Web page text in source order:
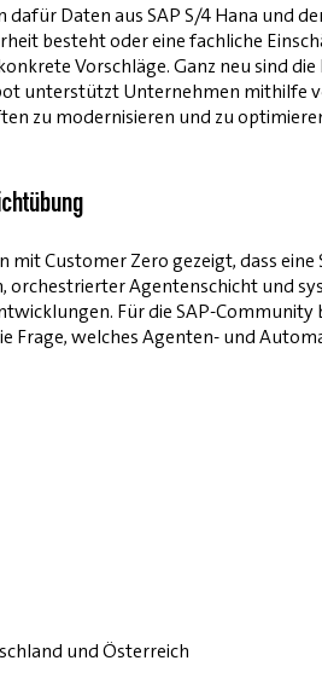
dafür Daten aus SAP S/4 Hana und
besteht oder eine fachliche
Vorschläge. Ganz neu sind
unterstützt Unternehmen
zu modernisieren und zu
mit Customer Zero gezeigt, dass
orchestrierter Agentenschicht und
Für die SAP-
Frage, welches Agenten- und
und Österreich